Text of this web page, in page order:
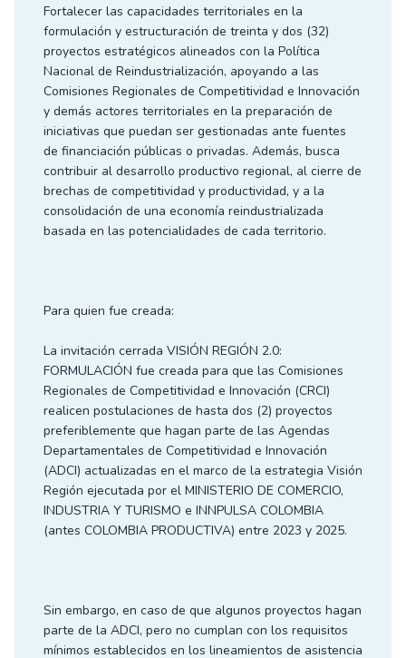
Fortalecer las capacidades territoriales en la
formulación y estructuración de treinta y dos (32)
proyectos estratégicos alineados con la Política
Nacional de Reindustrialización, apoyando a las
Comisiones Regionales de Competitividad e Innovación
y demás actores territoriales en la preparación de
iniciativas que puedan ser gestionadas ante fuentes
de financiación públicas o privadas. Además, busca
contribuir al desarrollo productivo regional, al cierre de
brechas de competitividad y productividad, y a la
consolidación de una economía reindustrializada
basada en las potencialidades de cada territorio.
Para quien fue creada:
La invitación cerrada VISIÓN REGIÓN 2.0:
FORMULACIÓN fue creada para que las Comisiones
Regionales de Competitividad e Innovación (CRCI)
realicen postulaciones de hasta dos (2) proyectos
preferiblemente que hagan parte de las Agendas
Departamentales de Competitividad e Innovación
(ADCI) actualizadas en el marco de la estrategia Visión
Región ejecutada por el MINISTERIO DE COMERCIO,
INDUSTRIA Y TURISMO e INNPULSA COLOMBIA
(antes COLOMBIA PRODUCTIVA) entre 2023 y 2025.
Sin embargo, en caso de que algunos proyectos hagan
parte de la ADCI, pero no cumplan con los requisitos
mínimos establecidos en los lineamientos de asistencia